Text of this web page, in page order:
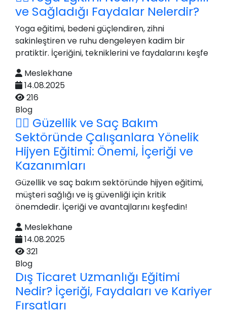
ve Sağladığı Faydalar Nelerdir?
Yoga eğitimi, bedeni güçlendiren, zihni
sakinleştiren ve ruhu dengeleyen kadim bir
pratiktir. İçeriğini, tekniklerini ve faydalarını keşfe
Meslekhane
14.08.2025
216
Blog
💇‍♀️ Güzellik ve Saç Bakım
Sektöründe Çalışanlara Yönelik
Hijyen Eğitimi: Önemi, İçeriği ve
Kazanımları
Güzellik ve saç bakım sektöründe hijyen eğitimi,
müşteri sağlığı ve iş güvenliği için kritik
önemdedir. İçeriği ve avantajlarını keşfedin!
Meslekhane
14.08.2025
321
Blog
Dış Ticaret Uzmanlığı Eğitimi
Nedir? İçeriği, Faydaları ve Kariyer
Fırsatları